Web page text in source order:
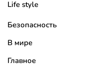
Life style
Безопасность
В мире
Главное